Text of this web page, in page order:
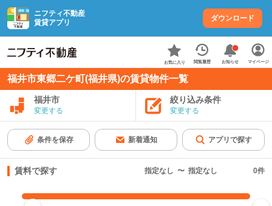
ニフティ不動産
賃貸アプリ
ダウンロード
お気に入り 閲覧履歴 お知らせ マイページ
福井市東郷二ケ町(福井県)の賃貸物件一覧
福井市
変更する
絞り込み条件
変更する
条件を保存 新着通知 アプリで探す
賃料で探す 指定なし 〜 指定なし 0件